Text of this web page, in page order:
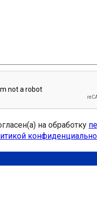
на обработку